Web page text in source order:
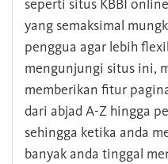
seperti situs KBBI
yang semaksimal
penggua agar lebih
mengunjungi situs ini,
memberikan fitur
dari abjad A-Z hingga
sehingga ketika anda
banyak anda tinggal